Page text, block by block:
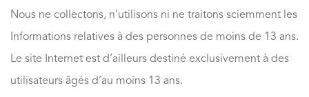
Nous ne collectons, n’utilisons ni ne traitons sciemment les
Informations relatives à des personnes de moins de 13 ans.
Le site Internet est d’ailleurs destiné exclusivement à des
utilisateurs âgés d’au moins 13 ans.